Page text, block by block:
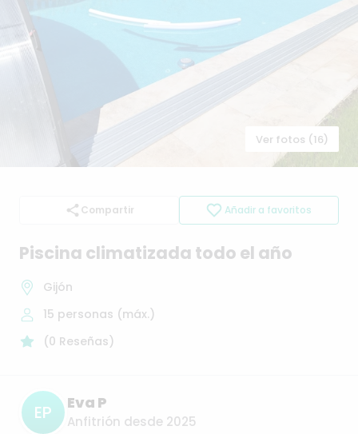
Ver fotos (16)
Compartir Añadir a favoritos
Piscina climatizada todo el año
Gijón
15 personas (máx.)
(0 Reseñas)
EP Eva P
Anfitrión desde 2025